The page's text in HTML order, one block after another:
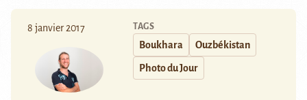
8 janvier 2017 TAGS
Boukhara Ouzbékistan
Photo du Jour